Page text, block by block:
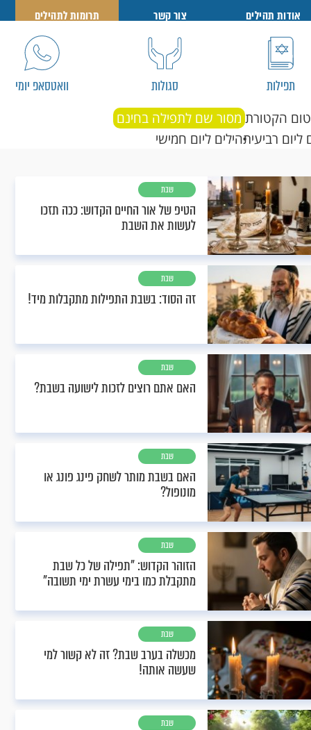
אודות תהילים צור קשר תרומות לתהילים
תפילות סגולות וואטסאפ יומי
הקטורת מסור שם לתפילה בחינם
ליום רביעיתהילים ליום חמישי
שבת
הטיפ של אור החיים הקדוש: ככה תזכו
לעשות את השבת
שבת
זה הסוד: בשבת התפילות מתקבלות מיד!
שבת
האם אתם רוצים לזכות לישועה בשבת?
שבת
האם בשבת מותר לשחק פינג פונג או
מונופול?
שבת
הזוהר הקדוש: "תפילה של כל שבת
מתקבלת כמו בימי עשרת ימי תשובה"
שבת
מכשלה בערב שבת? זה לא קשור למי
שעשה אותה!
שבת